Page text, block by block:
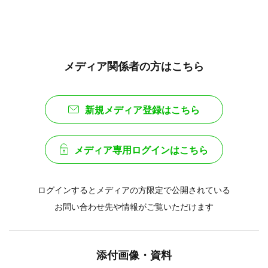
メディア関係者の方はこちら
新規メディア登録はこちら
メディア専用ログインはこちら
ログインするとメディアの方限定で公開されている
お問い合わせ先や情報がご覧いただけます
添付画像・資料